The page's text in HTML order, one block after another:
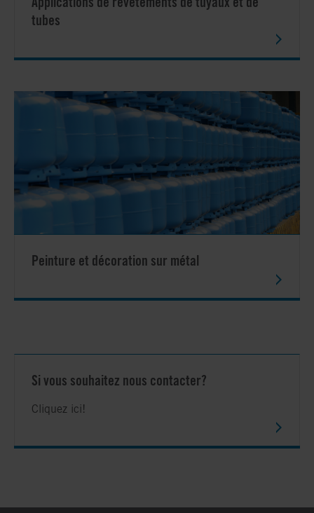
tubes
Peinture et décoration sur métal
Si vous souhaitez nous contacter?
Cliquez ici!